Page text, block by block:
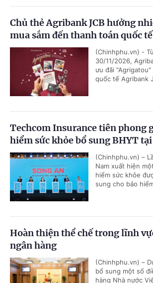
Chủ thẻ Agribank JCB hưởng
mua sắm đến thanh toán quốc tế
(Chinhphu.vn) -
30/11/2026,
ưu đãi
quốc tế Agribank
Techcom Insurance tiên phong
hiểm sức khỏe bổ sung BHYT
(Chinhphu.vn) –
Nam xuất hiện
hiểm sức khỏe
sung cho bảo
Hoàn thiện thể chế trong lĩnh
ngân hàng
(Chinhphu.vn) –
bổ sung một số
hàng Nhà nước